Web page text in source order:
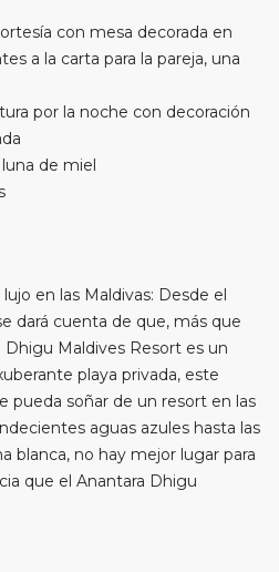
con mesa decorada en
a la carta para la pareja, una
por la noche con decoración
de miel
en las Maldivas: Desde el
dará cuenta de que, más que
Maldives Resort es un
playa privada, este
pueda soñar de un resort en las
aguas azules hasta las
blanca, no hay mejor lugar para
que el Anantara Dhigu